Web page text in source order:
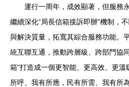
運行一周年，成效顯著，但服務
繼續深化“局長信箱接訴即辦”機制，
與解決質量，拓寬其綜合服務功能。
統互聯互通，推動跨層級、跨部門協
箱”打造成一個更智能、更高效、更
所呼、我有所應，民有所需、我有所